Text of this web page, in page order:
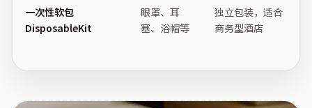
一次性软包
DisposableKit
眼罩、耳
塞、浴帽等
独立包装，适合
商务型酒店